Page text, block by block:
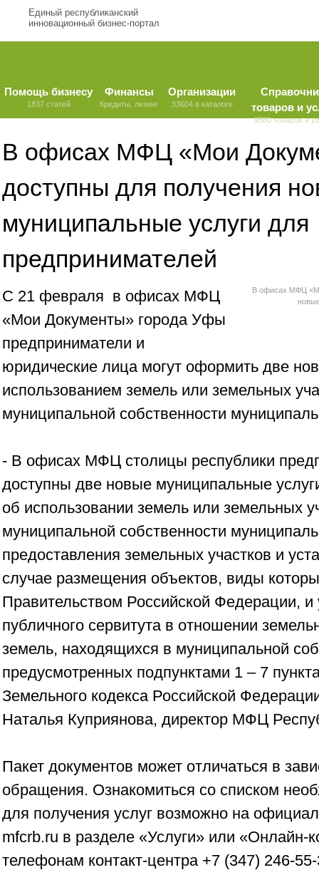
Единый республиканский
инновационный бизнес-портал
Помощь бизнесу
1837 статей
Финансы
Кредиты, лизинг
Организации
33604 в каталоге
товаров и
9580 товаров и
В офисах МФЦ «Мои
доступны для получения
муниципальные услуги для
предпринимателей
В офисах МФЦ
С 21 февраля в офисах МФЦ
«Мои Документы» города Уфы
предприниматели и
юридические лица могут оформить две
использованием земель или земельных
муниципальной собственности
- В офисах МФЦ столицы республики
доступны две новые муниципальные
об использовании земель или земельных
муниципальной собственности
предоставления земельных участков и
случае размещения объектов, виды
Правительством Российской Федерации, и
публичного сервитута в отношении
земель, находящихся в муниципальной
предусмотренных подпунктами 1 – 7
Земельного кодекса Российской
Наталья Куприянова, директор МФЦ
Пакет документов может отличаться в
обращения. Ознакомиться со списком
для получения услуг возможно на
mfcrb.ru в разделе «Услуги» или «Онлайн-
телефонам контакт-центра +7 (347) 246-